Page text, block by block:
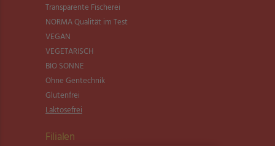
Transparente Fischerei
NORMA Qualität im Test
VEGAN
VEGETARISCH
BIO SONNE
Ohne Gentechnik
Glutenfrei
Laktosefrei
Filialen